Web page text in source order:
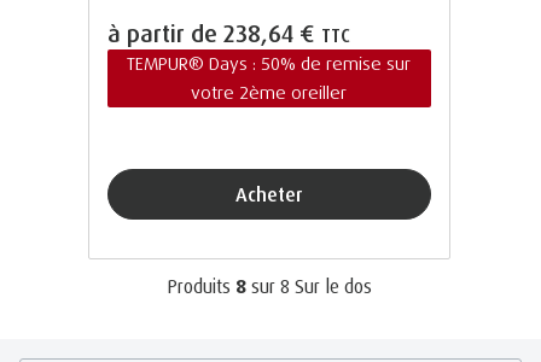
à partir de 238,64 € TTC
TEMPUR® Days : 50% de remise sur
votre 2ème oreiller
Acheter
Produits 8sur 8 Sur le dos